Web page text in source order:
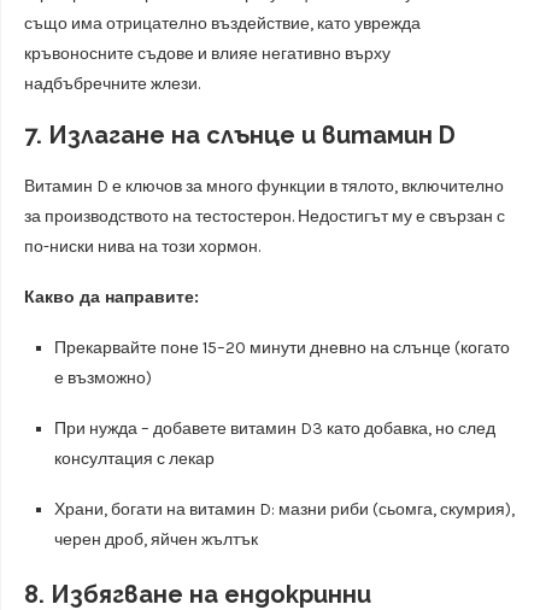
също има отрицателно въздействие, като уврежда
кръвоносните съдове и влияе негативно върху
надбъбречните жлези.
7. Излагане на слънце и витамин D
Витамин D е ключов за много функции в тялото, включително
за производството на тестостерон. Недостигът му е свързан с
по-ниски нива на този хормон.
Какво да направите:
Прекарвайте поне 15–20 минути дневно на слънце (когато
е възможно)
При нужда – добавете витамин D3 като добавка, но след
консултация с лекар
Храни, богати на витамин D: мазни риби (сьомга, скумрия),
черен дроб, яйчен жълтък
8. Избягване на ендокринни